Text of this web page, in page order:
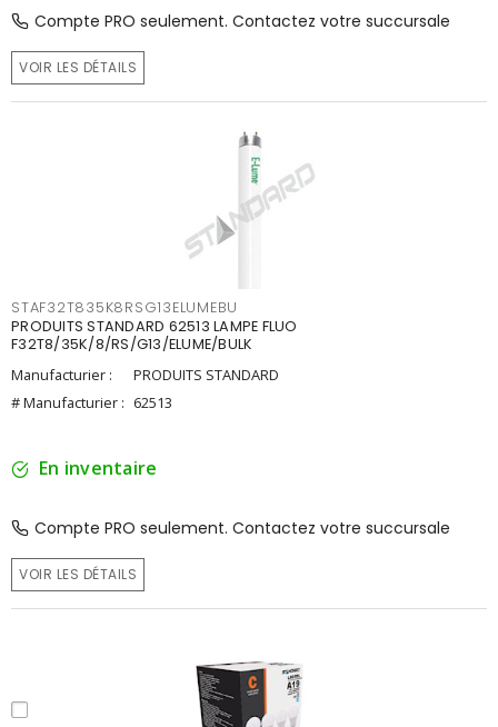
Compte PRO seulement. Contactez votre succursale
VOIR LES DÉTAILS
STAF32T835K8RSG13ELUMEBU
PRODUITS STANDARD 62513 LAMPE FLUO
F32T8/35K/8/RS/G13/ELUME/BULK
Manufacturier :
PRODUITS STANDARD
# Manufacturier : 62513
En inventaire
Compte PRO seulement. Contactez votre succursale
VOIR LES DÉTAILS